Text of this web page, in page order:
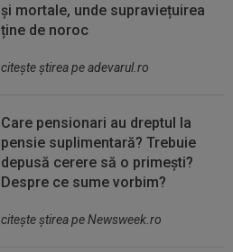
și mortale, unde supraviețuirea
ține de noroc
citeşte ştirea pe adevarul.ro
Care pensionari au dreptul la
pensie suplimentară? Trebuie
depusă cerere să o primești?
Despre ce sume vorbim?
citeşte ştirea pe Newsweek.ro